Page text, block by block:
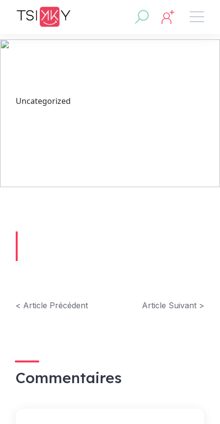
Uncategorized
< Article Précédent Article Suivant >
Commentaires